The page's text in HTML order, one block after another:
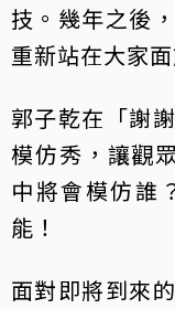
技。幾年之後
重新站在大家
郭子乾在「謝
模仿秀，讓觀
中將會模仿誰
能！
面對即將到來